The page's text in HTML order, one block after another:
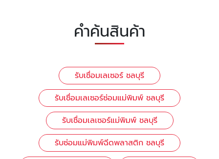
คำค้นสินค้า
รับเชื่อมเลเซอร์ ชลบุรี
รับเชื่อมเลเซอร์ซ่อมแม่พิมพ์ ชลบุรี
รับเชื่อมเลเซอร์แม่พิมพ์ ชลบุรี
รับซ่อมแม่พิมพ์ฉีดพลาสติก ชลบุรี